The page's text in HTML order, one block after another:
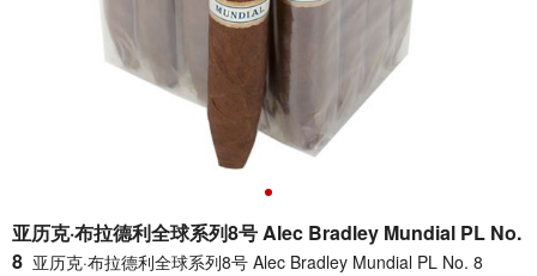
亚历克·布拉德利全球系列8号 Alec Bradley Mundial PL No.
8 亚历克·布拉德利全球系列8号 Alec Bradley Mundial PL No. 8